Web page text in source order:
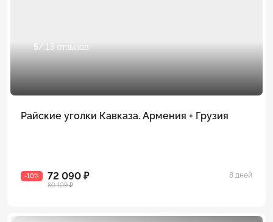
5/ 13 отзывов
Райские уголки Кавказа. Армения + Грузия
-10% 72 090 ₽
80 109 ₽
8 дней